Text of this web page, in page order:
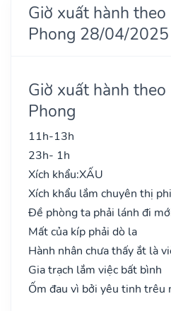
Giờ xuất hành theo
Phong 28/04/2025
Giờ xuất hành theo
Phong
11h-13h
23h- 1h
Xích khẩu:XẤU
Xích khẩu lắm chuyên thị phi
Đề phòng ta phải lánh đi
Mất của kíp phải dò la
Hành nhân chưa thấy ắt là
Gia trạch lắm việc bất bình
Ốm đau vì bởi yêu tinh trêu